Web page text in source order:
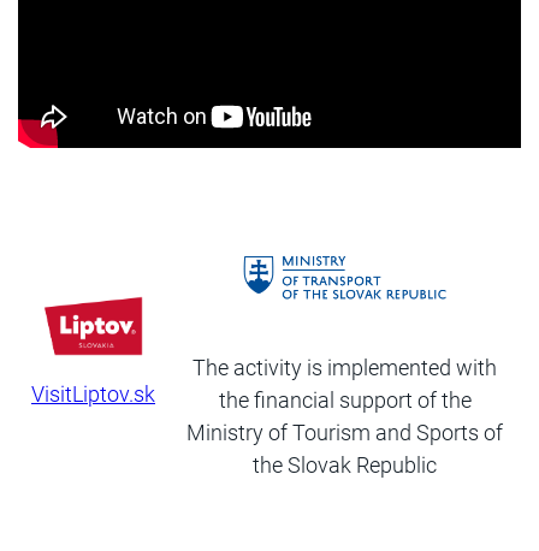
VisitLiptov.sk
The activity is implemented with
the financial support of the
Ministry of Tourism and Sports of
the Slovak Republic